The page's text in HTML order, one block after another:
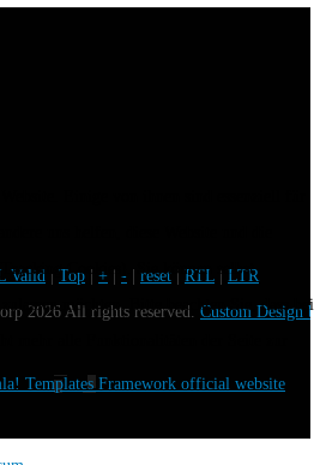
Valid | Top | + - reset | RTL | LTR
2026 All rights reserved. Custom Design
Templates Framework official website
Einige von ihnen sind essenziell für
uns helfen, diese Website und die
Cookies). Sie können selbst
möchten. Bitte beachten Sie, dass bei
mehr alle Funktionalitäten der Seite zur